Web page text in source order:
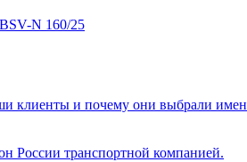
N 160/25
клиенты и почему они выбрали
России транспортной компанией.